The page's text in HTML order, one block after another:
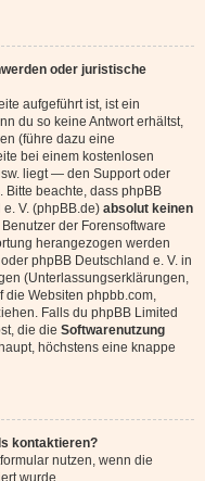
oder juristische
aufgeführt ist, ist ein
du so keine Antwort erhältst,
(führe dazu eine
bei einem kostenlosen
liegt — den Support oder
Bitte beachte, dass phpBB
V. (phpBB.de) absolut keinen
der Forensoftware
herangezogen werden
phpBB Deutschland e. V. in
(Unterlassungserklärungen,
die Websiten phpbb.com,
Falls du phpBB Limited
die die Softwarenutzung
höchstens eine knappe
kontaktieren?
nutzen, wenn die
wurde.